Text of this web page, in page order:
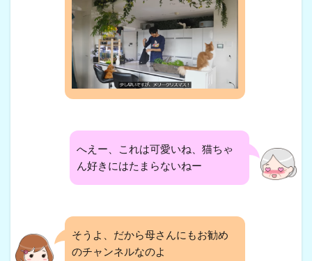
へえー、これは可愛いね、猫ちゃ
ん好きにはたまらないねー
そうよ、だから母さんにもお勧め
のチャンネルなのよ